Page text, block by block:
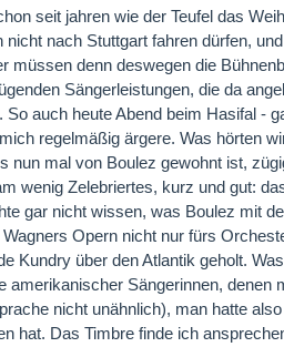
seit jahren wie der Teufel das
nicht nach Stuttgart fahren dürfen,
müssen denn deswegen die
Sängerleistungen, die da
So auch heute Abend beim Hasifal -
regelmäßig ärgere. Was hörten
nun mal von Boulez gewohnt ist,
wenig Zelebriertes, kurz und gut:
gar nicht wissen, was Boulez mit
Opern nicht nur fürs
Kundry über den Atlantik geholt.
amerikanischer Sängerinnen,
nicht unähnlich), man hatte
hat. Das Timbre finde ich